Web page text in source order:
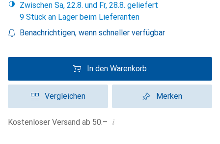
Zwischen Sa, 22.8. und Fr, 28.8. geliefert
9 Stück an Lager beim Lieferanten
Benachrichtigen, wenn schneller verfügbar
In den Warenkorb
Vergleichen Merken
Kostenloser Versand ab 50.– i